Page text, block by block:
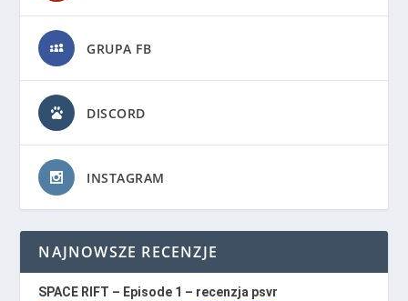
GRUPA FB
DISCORD
INSTAGRAM
NAJNOWSZE RECENZJE
SPACE RIFT – Episode 1 – recenzja psvr